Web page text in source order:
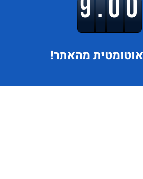
9.00
אוטומטית מהאתר!